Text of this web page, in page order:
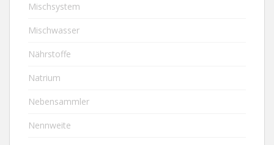
Mischsystem
Mischwasser
Nährstoffe
Natrium
Nebensammler
Nennweite